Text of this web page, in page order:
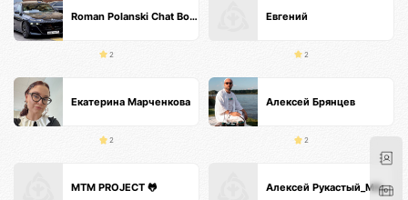
Roman Polanski Chat Bot GPT GXII
2
Евгений
2
Екатерина Марченкова
2
Алексей Брянцев
2
MTM PROJECT 🐸 Алексей Рукастый_МАССАЖИСТ